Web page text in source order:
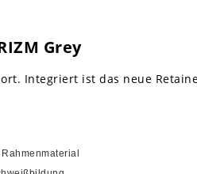
Grey
Integriert ist das neue